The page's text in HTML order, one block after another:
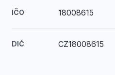
IČO 18008615
DIČ CZ18008615